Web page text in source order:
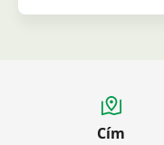
Cím